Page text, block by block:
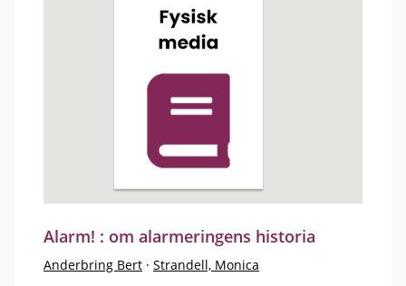
Alarm! : om alarmeringens historia
Anderbring Bert · Strandell, Monica